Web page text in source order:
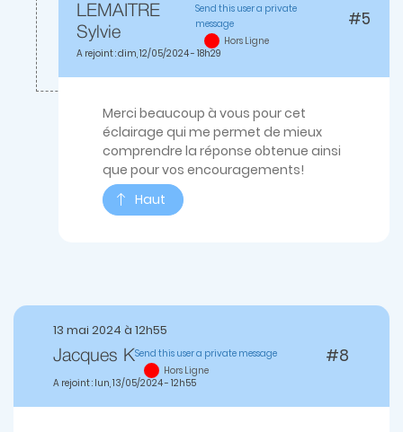
LEMAITRE
Sylvie
Send this user a private
message
Hors Ligne
A rejoint : dim, 12/05/2024 - 18h29
#5
réponse
Merci beaucoup à vous pour cet
éclairage qui me permet de mieux
comprendre la réponse obtenue ainsi
que pour vos encouragements!
Haut
13 mai 2024 à 12h55
Jacques KSend this user a private message
Hors Ligne
A rejoint : lun, 13/05/2024 - 12h55
#8